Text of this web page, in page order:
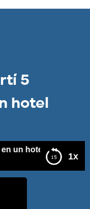
5
hotel
1x
hotel extraordinario
en un hotel